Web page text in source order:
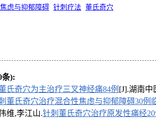
虑与抑郁障碍 针刺疗法 董氏奇穴
条):
氏奇穴为主治疗三叉神经痛84例 [J].湖南中
董氏奇穴治疗混合性焦虑与抑郁障碍30例
维,李江山.针刺董氏奇穴治疗原发性痛经